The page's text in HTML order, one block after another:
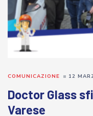
Doctor Glass
Varese
COMUNICAZIONE 12